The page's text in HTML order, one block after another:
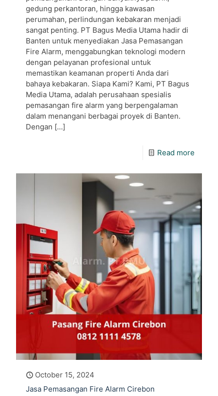
gedung perkantoran, hingga kawasan
perumahan, perlindungan kebakaran menjadi
sangat penting. PT Bagus Media Utama hadir di
Banten untuk menyediakan Jasa Pemasangan
Fire Alarm, menggabungkan teknologi modern
dengan pelayanan profesional untuk
memastikan keamanan properti Anda dari
bahaya kebakaran. Siapa Kami? Kami, PT Bagus
Media Utama, adalah perusahaan spesialis
pemasangan fire alarm yang berpengalaman
dalam menangani berbagai proyek di Banten.
Dengan […]
Read more
October 15, 2024
Jasa Pemasangan Fire Alarm Cirebon